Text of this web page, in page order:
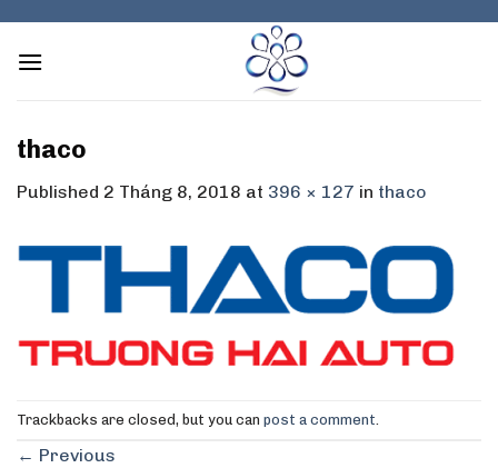
content
thaco
Published 2 Tháng 8, 2018 at 396 × 127 in thaco
Trackbacks are closed, but you can post a comment
← Previous